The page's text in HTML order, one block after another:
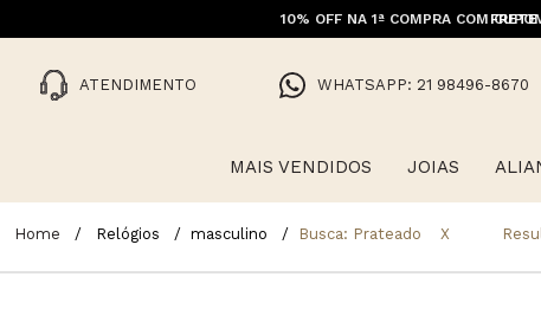
10% OFF NA 1ª COMPRA COM
ATENDIMENTO WHATSAPP: 21 98496-8670
MAIS VENDIDOS JOIAS
Relógios masculino Busca: Prateado X